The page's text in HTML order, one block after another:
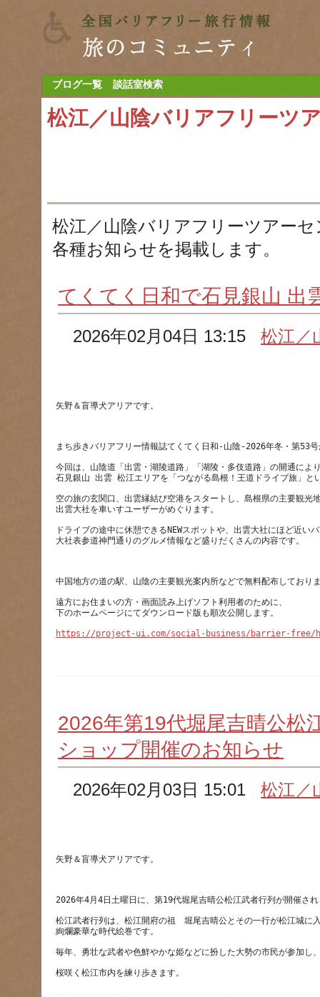
ブログ一覧 談話室検索
松江／山陰バリアフリーツ
松江／山陰バリアフリーツアー
各種お知らせを掲載します。
てくてく日和で石見銀山 出
2026年02月04日 13:15松江／
今回は、山陰道「出雲・湖陵道路」「湖陵・多伎道路」の開通によ
空の旅の玄関口、出雲縁結び空港をスタートし、島根県の主要観光
ドライブの途中に休憩できるNEWスポットや、出雲大社にほど近い
遠方にお住まいの方・画面読み上げソフト利用者のために、
https://project-ui.com/social-business/barrier-
2026年第19代堀尾吉晴公松
ショップ開催のお知らせ
2026年02月03日 15:01松江／
松江武者行列は、松江開府の祖　堀尾吉晴公とその一行が松江城に